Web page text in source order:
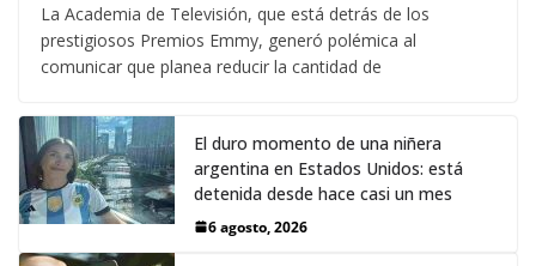
La Academia de Televisión, que está detrás de los
prestigiosos Premios Emmy, generó polémica al
comunicar que planea reducir la cantidad de
El duro momento de una niñera
argentina en Estados Unidos: está
detenida desde hace casi un mes
6 agosto, 2026